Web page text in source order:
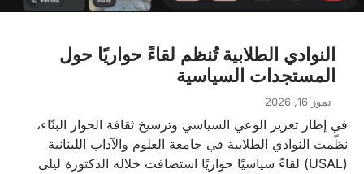
النوادي الطلابية تُنظم لقاءً حواريًا حول
المستجدات السياسية
تموز 16, 2026
في إطار تعزيز الوعي السياسي وترسيخ ثقافة الحوار البنّاء،
نظّمت النوادي الطلابية في جامعة العلوم والآداب اللبنانية
(USAL) لقاءً سياسيًا حواريًا استضافت خلاله الدكتورة ليلى